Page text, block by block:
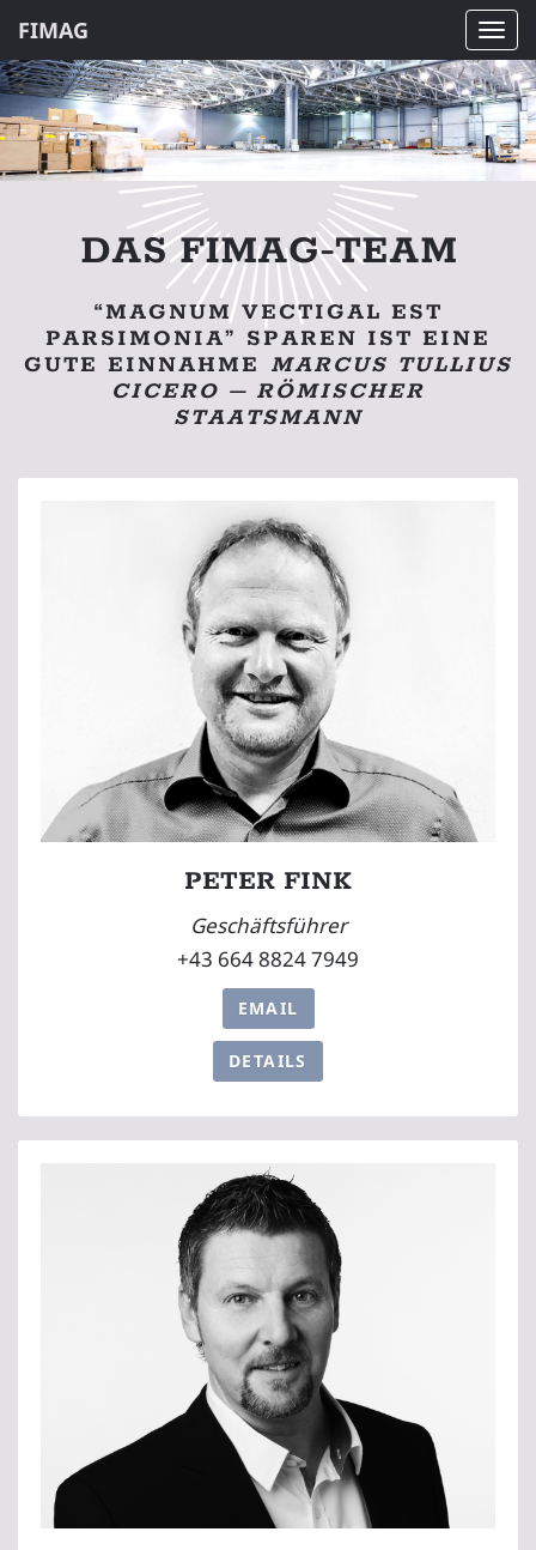
FIMAG
DAS FIMAG-TEAM
“MAGNUM VECTIGAL EST
PARSIMONIA” SPAREN IST EINE
GUTE EINNAHME MARCUS TULLIUS
CICERO – RÖMISCHER
STAATSMANN
PETER FINK
Geschäftsführer
+43 664 8824 7949
EMAIL
DETAILS